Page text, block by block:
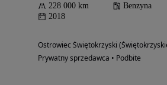
228 000 km Benzyna
2018
Ostrowiec Świętokrzyski
Prywatny sprzedawca • Podbite